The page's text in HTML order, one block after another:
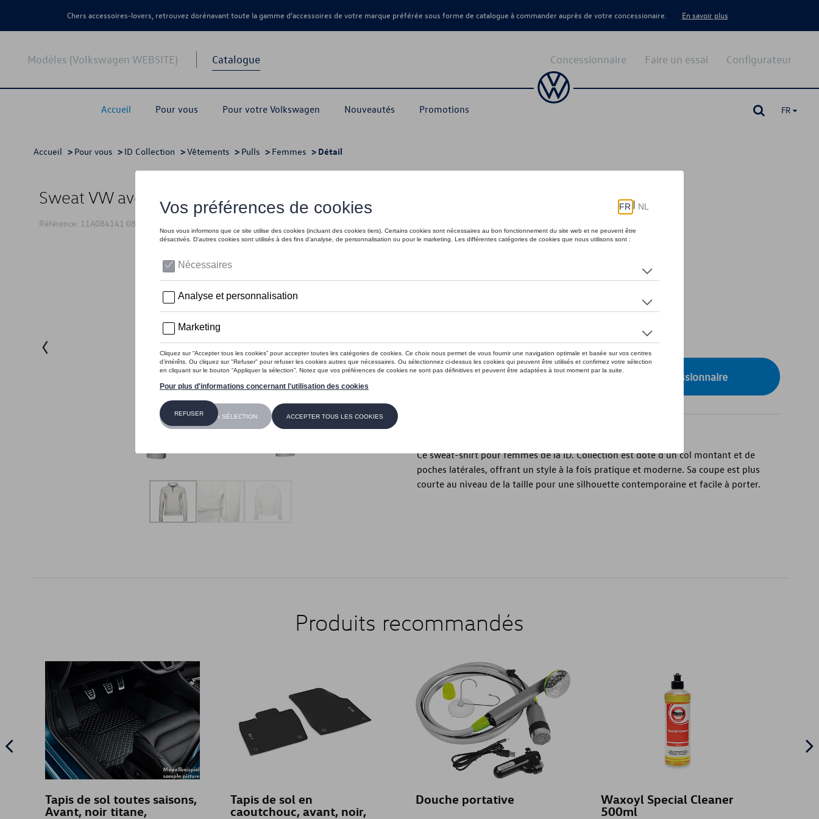
Chers accessoires-lovers, retrouvez dorénavant toute la gamme d’accessoires de votre marque préférée sous forme de catalogue à commander auprès de votre concessionaire. En savoir plus
Modèles (Volkswagen WEBSITE) Catalogue
Accueil Pour vous Pour votre Volkswagen Nouveautés Promotions
Configurateur
Faire un essai
Concessionnaire
FR
Accueil > Pour vous > ID Collection >Vêtements > Pulls > Femmes > Détail
Sweat VW avec logo ID, blanc - XS
Référence: 11A084141 084
Ce produit n'est actuellement pas de stock
Vérifiez la disponibilité auprès de votre concessionnaire
Ce sweat-shirt pour femmes de la ID. Collection est doté d’un col montant et de
poches latérales, offrant un style à la fois pratique et moderne. Sa coupe est plus
courte au niveau de la taille pour une silhouette contemporaine et facile à porter.
Produits recommandés
Tapis de sol toutes saisons,
Avant, noir titane,
Tapis de sol en
caoutchouc, avant, noir,
Douche portative
Waxoyl Special Cleaner
500ml